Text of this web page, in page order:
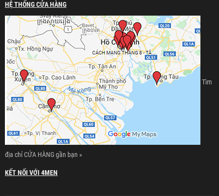
HỆ THỐNG CỬA HÀNG
Tìm
địa chỉ CỬA HÀNG gần bạn »
KẾT NỐI VỚI 4MEN